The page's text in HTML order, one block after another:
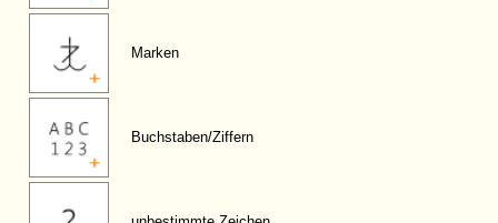
Marken
Buchstaben/Ziffern